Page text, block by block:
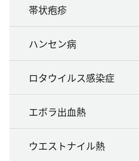
帯状疱疹
ハンセン病
ロタウイルス感染症
エボラ出血熱
ウエストナイル熱